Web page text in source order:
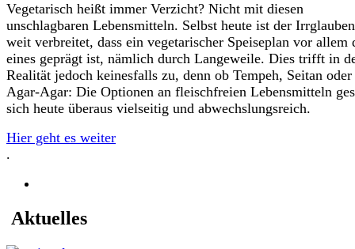
Vegetarisch heißt immer Verzicht? Nicht mit diesen
unschlagbaren Lebensmitteln. Selbst heute ist der
weit verbreitet, dass ein vegetarischer Speiseplan vor allem
eines geprägt ist, nämlich durch Langeweile. Dies trifft in
Realität jedoch keinesfalls zu, denn ob Tempeh, Seitan oder
Agar-Agar: Die Optionen an fleischfreien Lebensmitteln
sich heute überaus vielseitig und abwechslungsreich.
Hier geht es weiter
.
Aktuelles